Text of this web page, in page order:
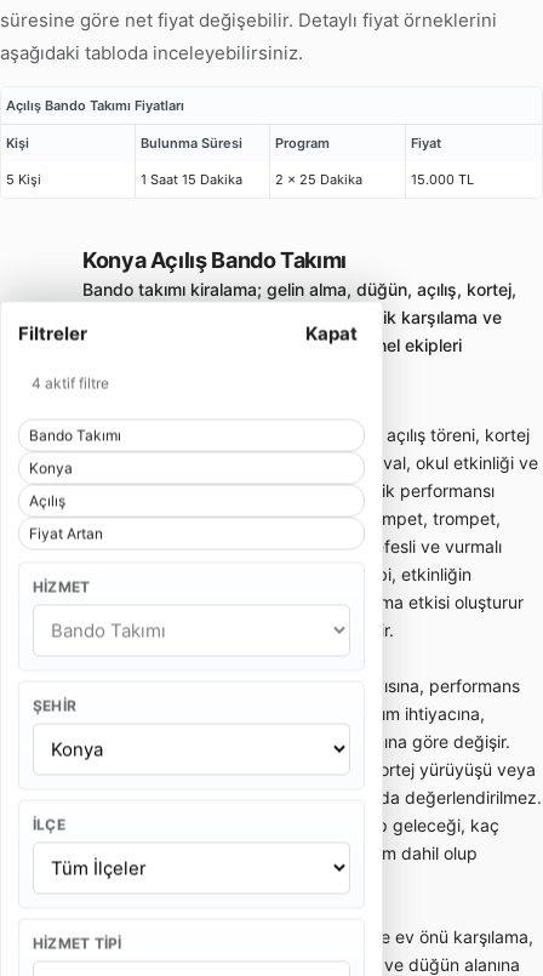
Filtreler Kapat
4 aktif filtre
Bando Takımı
Konya
Açılış
Fiyat Artan
HIZMET
ŞEHIR
İLÇE
HIZMET TIPI
süresine göre net fiyat değişebilir. Detaylı fiyat örneklerini
aşağıdaki tabloda inceleyebilirsiniz.
Açılış Bando Takımı Fiyatları
Kişi Bulunma Süresi Program Fiyat
5 Kişi 1 Saat 15 Dakika 2 x 25 Dakika 15.000 TL
Konya Açılış Bando Takımı
Bando takımı kiralama; gelin alma, düğün, açılış, kortej,
sünnet ve kurumsal etkinliklerde enerjik karşılama ve
yürüyüş performansı sunan profesyonel ekipleri
karşılaştırmayı sağlar.
Bando takımı; gelin alma, düğün girişi, açılış töreni, kortej
yürüyüşü, sünnet organizasyonu, festival, okul etkinliği ve
kurumsal davetlerde enerjik canlı müzik performansı
sunan gezici müzik ekibidir. Davul, trampet, trompet,
klarnet, saksafon, zurna veya farklı nefesli ve vurmalı
enstrümanlardan oluşabilir. Bando ekibi, etkinliğin
başlangıcında dikkat çekici bir karşılama etkisi oluşturur
ve kalabalığın enerjisini hızlıca yükseltir.
Bando takımı fiyatları; ekipteki kişi sayısına, performans
süresine, etkinlik yerine, şehir dışı ulaşım ihtiyacına,
kostüm tercihine ve repertuar kapsamına göre değişir.
Kısa gelin alma performansı ile uzun kortej yürüyüşü veya
kurumsal açılış programı aynı kapsamda değerlendirilmez.
Bu yüzden teklif alırken kaç kişilik ekip geleceği, kaç
dakika performans yapılacağı ve ulaşım dahil olup
olmadığı netleştirilmelidir.
Gelin alma ve düğün bandosu, özellikle ev önü karşılama,
gelin çıkarma, konvoy öncesi eğlence ve düğün alanına